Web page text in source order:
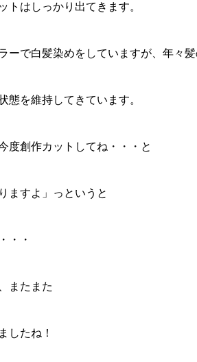
トはしっかり出てきます。
ーで白髪染めをしていますが、年々
態を維持してきています。
度創作カットしてね・・・と
ますよ」っというと
・・
またまた
したね！